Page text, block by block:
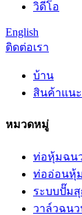
วิดีโอ
English
ติดต่อเรา
บ้าน
สินค้าแน
หมวดหมู่
ท่อหุ้มฉน
ท่ออ่อนหุ้
ระบบปั๊ม
วาล์วฉน